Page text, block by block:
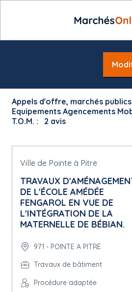
Appels d'offre, marchés publics
Equipements Agencements
T.O.M. :
2 avis
Ville de Pointe à Pitre
TRAVAUX
DE L'ÉCOLE AMÉDÉE
FENGAROL EN VUE DE
L'INTÉGRATION DE LA
MATERNELLE DE BÉBIAN.
971 - POINTE A PITRE
Travaux de bâtiment
Procédure adaptée